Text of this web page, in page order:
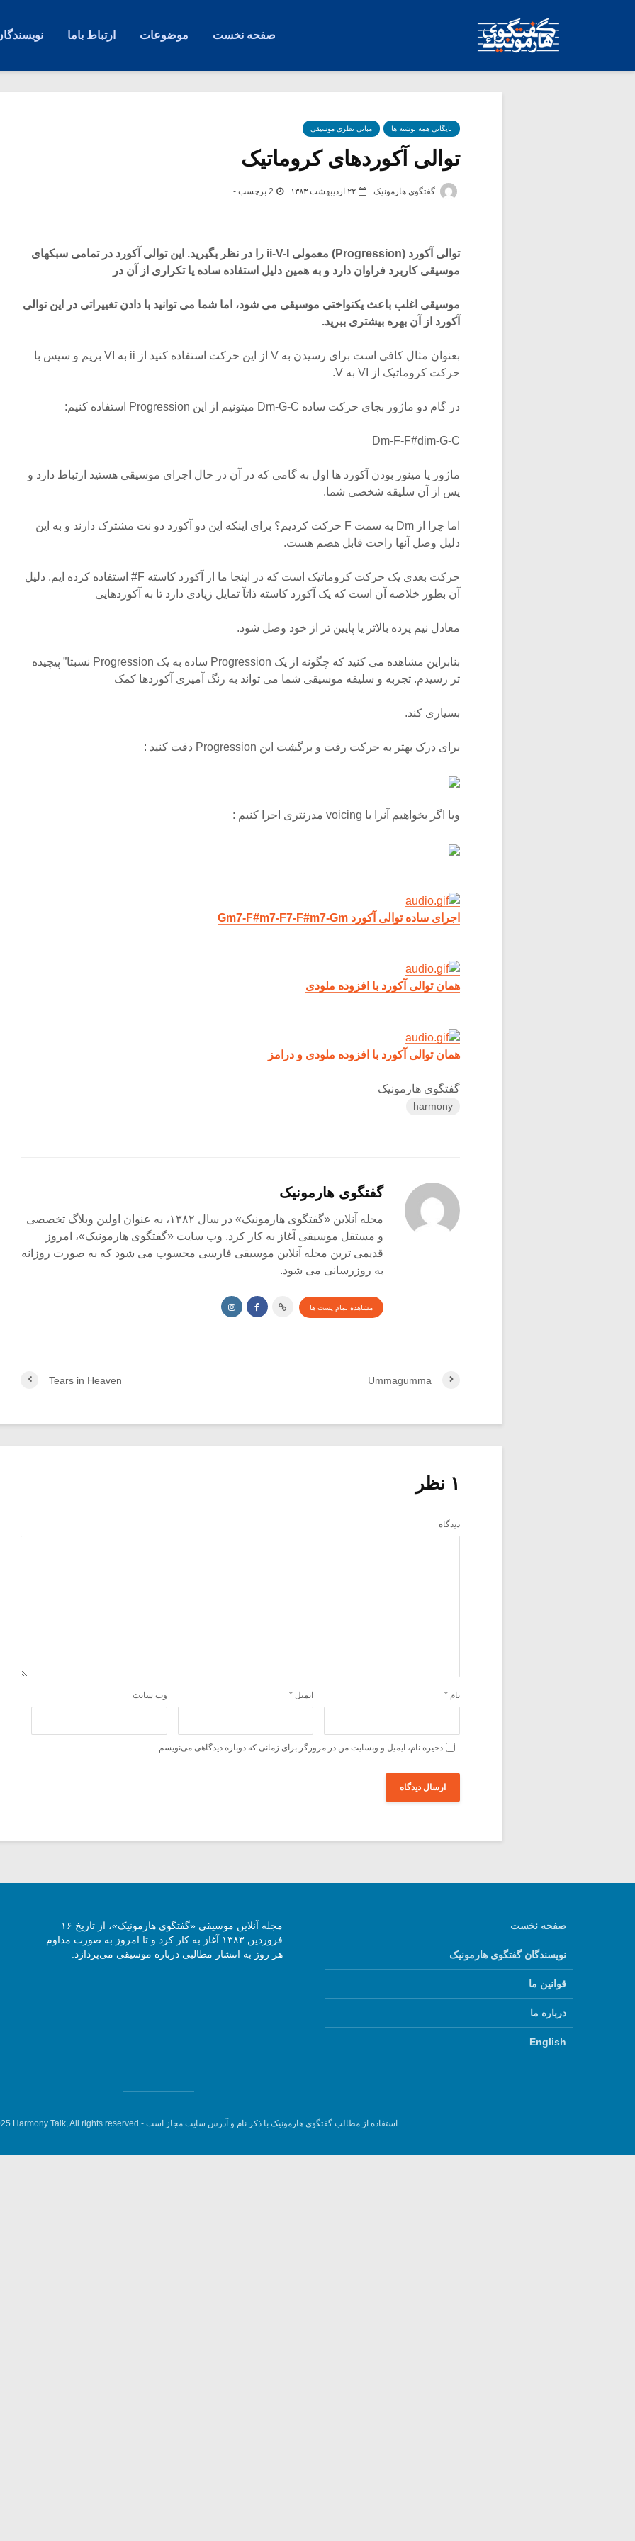
صفحه نخست موضوعات ارتباط باما
بایگانی همه نوشته ها مبانی نظری موسیقی
توالی آکوردهای کروماتیک
گفتگوی هارمونیک ۲۲ اردیبهشت ۱۳۸۳ 2 برچسب -
توالی آکورد (Progression) معمولی ii-V-I را در نظر بگیرید. این توالی آکورد در تمامی سبکهای
موسیقی کاربرد فراوان دارد و به همین دلیل استفاده ساده یا تکراری از آن در
موسیقی اغلب باعث یکنواختی موسیقی می شود، اما شما می توانید با دادن تغییراتی در این توالی
آکورد از آن بهره بیشتری ببرید.
بعنوان مثال کافی است برای رسیدن به V از این حرکت استفاده کنید از ii به VI بریم و سپس با
حرکت کروماتیک از VI به V.
در گام دو ماژور بجای حرکت ساده Dm-G-C میتونیم از این Progression استفاده کنیم:
Dm-F-F#dim-G-C
ماژور یا مینور بودن آکورد ها اول به گامی که در آن در حال اجرای موسیقی هستید ارتباط دارد و
پس از آن سلیقه شخصی شما.
اما چرا از Dm به سمت F حرکت کردیم؟ برای اینکه این دو آکورد دو نت مشترک دارند و به این
دلیل وصل آنها راحت قابل هضم هست.
حرکت بعدی یک حرکت کروماتیک است که در اینجا ما از آکورد کاسته F# استفاده کرده ایم. دلیل
آن بطور خلاصه آن است که یک آکورد کاسته ذاتآ تمایل زیادی دارد تا به آکوردهایی
معادل نیم پرده بالاتر یا پایین تر از خود وصل شود.
بنابراین مشاهده می کنید که چگونه از یک Progression ساده به یک Progression نسبتا” پیچیده
تر رسیدم. تجربه و سلیقه موسیقی شما می تواند به رنگ آمیزی آکوردها کمک
بسیاری کند.
برای درک بهتر به حرکت رفت و برگشت این Progression دقت کنید :
ویا اگر بخواهیم آنرا با voicing مدرنتری اجرا کنیم :
اجرای ساده توالی آکورد Gm7-F#m7-F7-F#m7-Gm
همان توالی آکورد با افزوده ملودی
همان توالی آکورد با افزوده ملودی و درامز
گفتگوی هارمونیک
harmony
گفتگوی هارمونیک
مجله آنلاین «گفتگوی هارمونیک» در سال ۱۳۸۲، به عنوان اولین وبلاگ تخصصی
و مستقل موسیقی آغاز به کار کرد. وب سایت «گفتگوی هارمونیک»، امروز
قدیمی ترین مجله آنلاین موسیقی فارسی محسوب می شود که به صورت روزانه
به روزرسانی می شود.
مشاهده تمام پست ها
Tears in Heaven Ummagumma
۱ نظر
دیدگاه
نام * ایمیل * وب‌ سایت
ذخیره نام، ایمیل و وبسایت من در مرورگر برای زمانی که دوباره دیدگاهی می‌نویسم.
صفحه نخست
نویسندگان گفتگوی هارمونیک
قوانین ما
درباره ما
English
مجله آنلاین موسیقی «گفتگوی هارمونیک»، از تاریخ ۱۶
فروردین ۱۳۸۳ آغاز به کار کرد و تا امروز به صورت مداوم
هر روز به انتشار مطالبی درباره موسیقی می‌پردازد.
استفاده از مطالب گفتگوی هارمونیک با ذکر نام و آدرس سایت مجاز است - Harmony Talk, All rights reserved.